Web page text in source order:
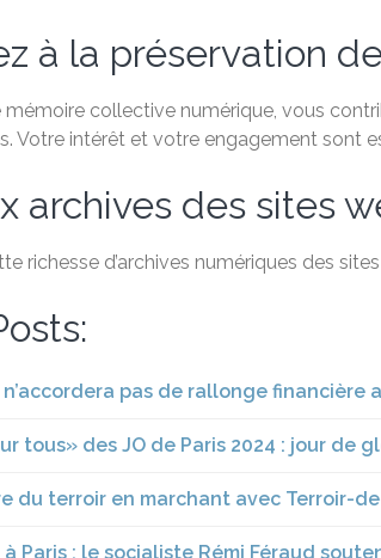
à la préservation
collective numérique, vous
Votre intérêt et votre engagement sont
archives des sites
richesse d’archives numériques des
n’accordera pas de rallonge financière
tous» des JO de Paris 2024 : jour de
du terroir en marchant avec Terroir-
Paris : le socialiste Rémi Féraud